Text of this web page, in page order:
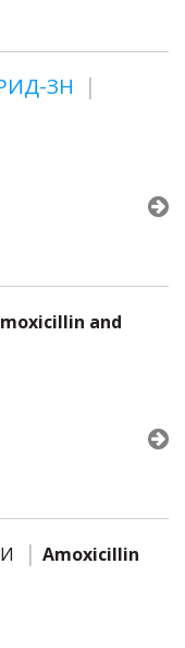
ЗН
and
Amoxicillin